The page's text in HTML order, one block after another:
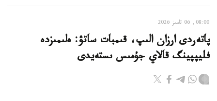
08:00, 06 تامىز 2026
پاتەردى ارزان الىپ، قىمبات ساتۋ: ەلىمىزدە
فليپپينگ قالاي جۇمىس ىستەيدى